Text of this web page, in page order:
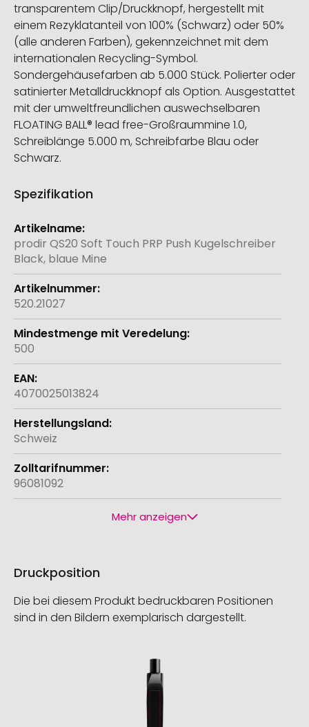
transparentem Clip/Druckknopf, hergestellt mit
einem Rezyklatanteil von 100% (Schwarz) oder 50%
(alle anderen Farben), gekennzeichnet mit dem
internationalen Recycling-Symbol.
Sondergehäusefarben ab 5.000 Stück. Polierter oder
satinierter Metalldruckknopf als Option. Ausgestattet
mit der umweltfreundlichen auswechselbaren
FLOATING BALL® lead free-Großraummine 1.0,
Schreiblänge 5.000 m, Schreibfarbe Blau oder
Schwarz.
Spezifikation
Weitere
Informationen
prodir QS20 Soft Touch PRP Push Kugelschreiber
Black, blaue Mine
520.21027
500
4070025013824
Schweiz
96081092
Mehr anzeigen
Druckposition
Die bei diesem Produkt bedruckbaren Positionen
sind in den Bildern exemplarisch dargestellt.